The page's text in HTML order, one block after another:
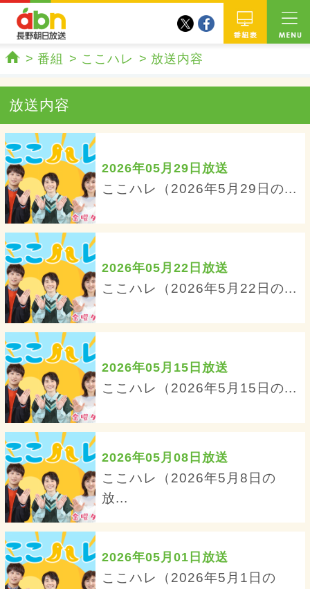
twitterfacebook
番組 ここハレ 放送内容
放送内容
2026年05月29日放送
ここハレ（2026年5月29日の...
2026年05月22日放送
ここハレ（2026年5月22日の...
2026年05月15日放送
ここハレ（2026年5月15日の...
2026年05月08日放送
ここハレ（2026年5月8日の
放...
2026年05月01日放送
ここハレ（2026年5月1日の